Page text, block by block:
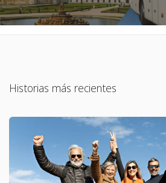
Historias más recientes